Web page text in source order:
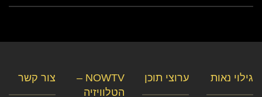
צור קשר
NOWTV –
הטלוויזיה
ערוצי תוכן גילוי נאות